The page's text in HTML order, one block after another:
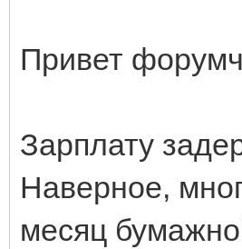
Привет
Зарплату
Наверное,
месяц